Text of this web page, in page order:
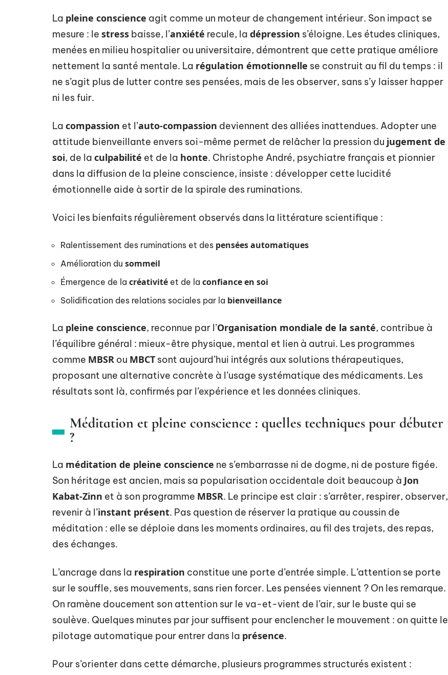
La pleine conscience agit comme un moteur de changement intérieur. Son impact se
mesure : le stress baisse, l’anxiété recule, la dépression s’éloigne. Les études cliniques,
menées en milieu hospitalier ou universitaire, démontrent que cette pratique améliore
nettement la santé mentale. La régulation émotionnelle se construit au fil du temps : il
ne s’agit plus de lutter contre ses pensées, mais de les observer, sans s’y laisser happer
ni les fuir.
La compassion et l’auto-compassion deviennent des alliées inattendues. Adopter une
attitude bienveillante envers soi-même permet de relâcher la pression du jugement de
soi, de la culpabilité et de la honte. Christophe André, psychiatre français et pionnier
dans la diffusion de la pleine conscience, insiste : développer cette lucidité
émotionnelle aide à sortir de la spirale des ruminations.
Voici les bienfaits régulièrement observés dans la littérature scientifique :
Ralentissement des ruminations et des pensées automatiques
Amélioration du sommeil
Émergence de la créativité et de la confiance en soi
Solidification des relations sociales par la bienveillance
La pleine conscience, reconnue par l’Organisation mondiale de la santé, contribue à
l’équilibre général : mieux-être physique, mental et lien à autrui. Les programmes
comme MBSR ou MBCT sont aujourd’hui intégrés aux solutions thérapeutiques,
proposant une alternative concrète à l’usage systématique des médicaments. Les
résultats sont là, confirmés par l’expérience et les données cliniques.
Méditation et pleine conscience : quelles techniques pour débuter
?
La méditation de pleine conscience ne s’embarrasse ni de dogme, ni de posture figée.
Son héritage est ancien, mais sa popularisation occidentale doit beaucoup à Jon
Kabat-Zinn et à son programme MBSR. Le principe est clair : s’arrêter, respirer, observer,
revenir à l’instant présent. Pas question de réserver la pratique au coussin de
méditation : elle se déploie dans les moments ordinaires, au fil des trajets, des repas,
des échanges.
L’ancrage dans la respiration constitue une porte d’entrée simple. L’attention se porte
sur le souffle, ses mouvements, sans rien forcer. Les pensées viennent ? On les remarque.
On ramène doucement son attention sur le va-et-vient de l’air, sur le buste qui se
soulève. Quelques minutes par jour suffisent pour enclencher le mouvement : on quitte le
pilotage automatique pour entrer dans la présence.
Pour s’orienter dans cette démarche, plusieurs programmes structurés existent :